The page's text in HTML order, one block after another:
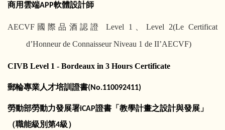
商用雲端APP軟體設計師
AECVF國際品酒認證 Level 1 、 Level 2(Le Certificat
d’Honneur de Connaisseur Niveau 1 de II’AECVF)
CIVB Level 1 - Bordeaux in 3 Hours Certificate
郵輪專業人才培訓證書(No.110092411)
勞動部勞動力發展署iCAP證書「教學計畫之設計與發展」
（職能級別第4級）